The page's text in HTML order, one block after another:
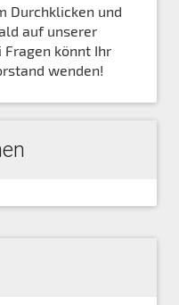
Durchklicken und
auf unserer
könnt Ihr
wenden!